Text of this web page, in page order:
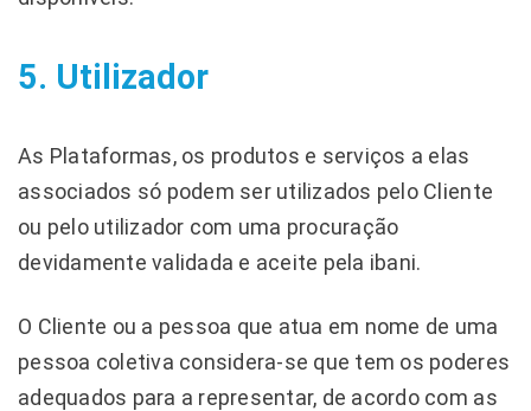
5. Utilizador
As Plataformas, os produtos e serviços a elas
associados só podem ser utilizados pelo Cliente
ou pelo utilizador com uma procuração
devidamente validada e aceite pela ibani.
O Cliente ou a pessoa que atua em nome de uma
pessoa coletiva considera-se que tem os poderes
adequados para a representar, de acordo com as